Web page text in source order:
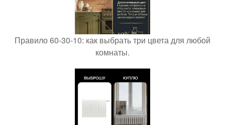
Правило 60-30-10: как выбрать три цвета для любой
комнаты.